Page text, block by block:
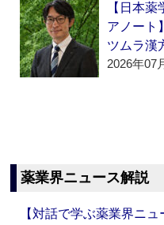
【日本
アノート
ツムラ漢
2026年07
薬業界ニュース解説
【対話で学ぶ薬業界ニ